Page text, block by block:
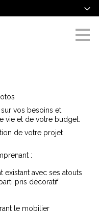
vos besoins et
vie et de votre budget.
de votre projet
:
existant avec ses atouts
pris décoratif
le mobilier